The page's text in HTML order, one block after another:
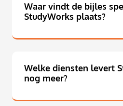
Waar vindt de bijles
StudyWorks plaats?
Welke diensten levert
nog meer?